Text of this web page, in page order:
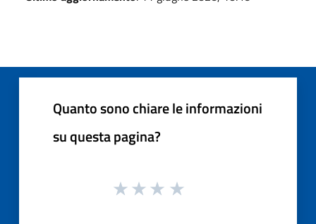
Quanto sono chiare le informazioni
su questa pagina?